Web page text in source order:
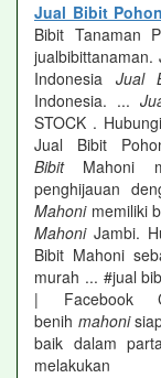
Jual Bibit
Bibit Tanaman
Indonesia Jual
Indonesia. ...
STOCK .
Jual Bibit
BibitMahoni
penghijauan
Mahonimemiliki
MahoniJambi.
Bibit Mahoni
murah ... #jual
| Facebook
benih mahoni
baik dalam
melakukan